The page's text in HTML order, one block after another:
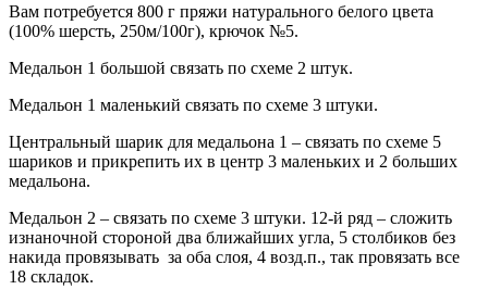
Вам потребуется 800 г пряжи натурального белого цвета
(100% шерсть, 250м/100г), крючок №5.
Медальон 1 большой связать по схеме 2 штук.
Медальон 1 маленький связать по схеме 3 штуки.
Центральный шарик для медальона 1 – связать по схеме 5
шариков и прикрепить их в центр 3 маленьких и 2 больших
медальона.
Медальон 2 – связать по схеме 3 штуки. 12-й ряд – сложить
изнаночной стороной два ближайших угла, 5 столбиков без
накида провязывать за оба слоя, 4 возд.п., так провязать все
18 складок.